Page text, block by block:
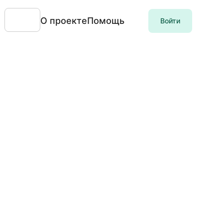
О проектеПомощь Войти